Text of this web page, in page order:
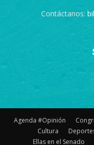
Contáctanos:
Agenda #Opinión
Cultura
Ellas en el Senado